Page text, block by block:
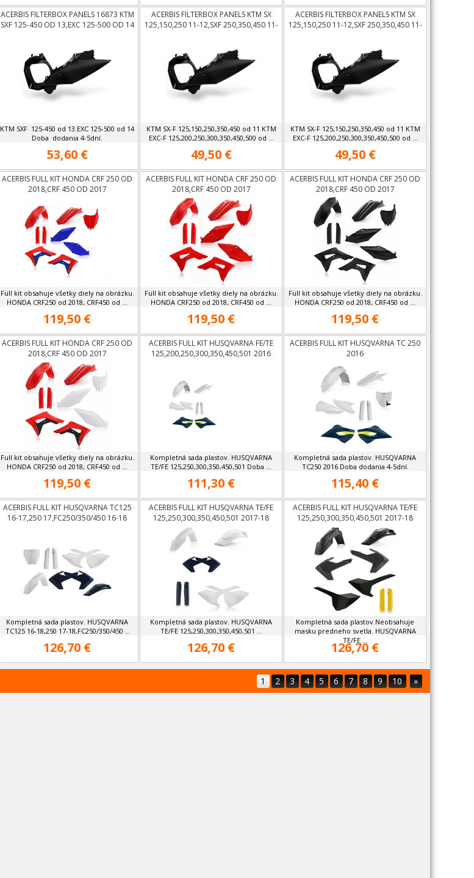
ACERBIS FILTERBOX PANELS 16873 KTM
SXF 125-450 OD 13,EXC 125-500 OD 14
KTM SXF 125-450 od 13.EXC 125-500 od 14
Doba dodania 4-5dní.
53,60 €
ACERBIS FILTERBOX PANELS KTM SX
125,150,250 11-12,SXF 250,350,450 11-
KTM SX-F 125,150,250,350,450 od 11 KTM
EXC-F 125,200,250,300,350,450,500 od ...
49,50 €
ACERBIS FILTERBOX PANELS KTM SX
125,150,250 11-12,SXF 250,350,450 11-
KTM SX-F 125,150,250,350,450 od 11 KTM
EXC-F 125,200,250,300,350,450,500 od ...
49,50 €
ACERBIS FULL KIT HONDA CRF 250 OD
2018,CRF 450 OD 2017
Full kit obsahuje všetky diely na obrázku.
HONDA CRF250 od 2018, CRF450 od ...
119,50 €
ACERBIS FULL KIT HONDA CRF 250 OD
2018,CRF 450 OD 2017
Full kit obsahuje všetky diely na obrázku.
HONDA CRF250 od 2018, CRF450 od ...
119,50 €
ACERBIS FULL KIT HONDA CRF 250 OD
2018,CRF 450 OD 2017
Full kit obsahuje všetky diely na obrázku.
HONDA CRF250 od 2018, CRF450 od ...
119,50 €
ACERBIS FULL KIT HONDA CRF 250 OD
2018,CRF 450 OD 2017
Full kit obsahuje všetky diely na obrázku.
HONDA CRF250 od 2018, CRF450 od ...
119,50 €
ACERBIS FULL KIT HUSQVARNA FE/TE
125,200,250,300,350,450,501 2016
Kompletná sada plastov. HUSQVARNA
TE/FE 125,250,300,350,450,501 Doba ...
111,30 €
ACERBIS FULL KIT HUSQVARNA TC 250
2016
Kompletná sada plastov. HUSQVARNA
TC250 2016 Doba dodania 4-5dní.
115,40 €
ACERBIS FULL KIT HUSQVARNA TC125
16-17,250 17,FC250/350/450 16-18
Kompletná sada plastov. HUSQVARNA
TC125 16-18,250 17-18,FC250/350/450 ...
126,70 €
ACERBIS FULL KIT HUSQVARNA TE/FE
125,250,300,350,450,501 2017-18
Kompletná sada plastov. HUSQVARNA
TE/FE 125,250,300,350,450,501 ...
126,70 €
ACERBIS FULL KIT HUSQVARNA TE/FE
125,250,300,350,450,501 2017-18
Kompletná sada plastov.Neobsahuje
masku predneho svetla. HUSQVARNA
TE/FE ...
126,70 €
1 2 3 4 5 6 7 8 9 10 »